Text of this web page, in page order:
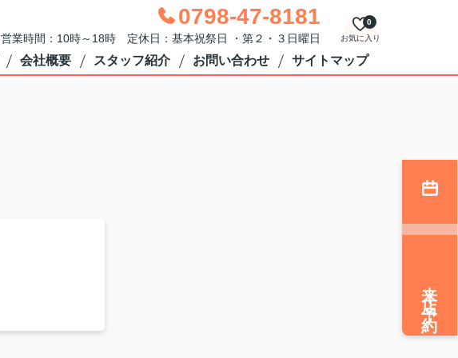
0798-47-8181
営業時間：10時～18時 定休日：基本祝祭日 ・第２・３日曜日 お気に入り
0
会社概要 スタッフ紹介 お問い合わせ サイトマップ
来店予約